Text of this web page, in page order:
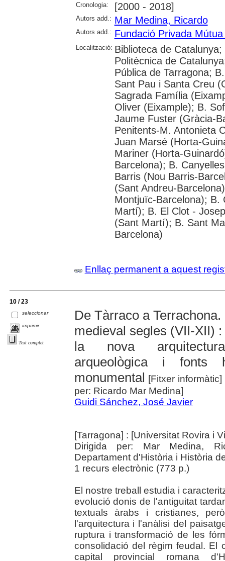
Cronologia: [2000 - 2018]
Autors add.: Mar Medina, Ricardo
Autors add.: Fundació Privada
Localització: Biblioteca de
Politècnica de
Pública de Tarragona;
Sant Pau i Santa Creu
Sagrada Família
Oliver (Eixample); B.
Jaume Fuster (Gràcia-
Penitents-M. Antonieta
Juan Marsé (Horta-
Mariner (Horta-
Barcelona); B.
Barris (Nou Barris-
(Sant Andreu-
Montjuïc-Barcelona); B.
Martí); B. El Clot -
(Sant Martí); B. Sant
Barcelona)
Enllaç permanent a aquest
10 / 23
seleccionar
imprimir
Text complet
De Tàrraco a
medieval segles (VII-XII)
la nova
arqueològica i fonts
monumental [Fitxer informàtic]
per: Ricardo Mar Medina]
Guidi Sánchez, José Javier
[Tarragona] : [Universitat Rovira i
Dirigida per: Mar Medina,
Departament d'Història i Història
1 recurs electrònic (773 p.)
El nostre treball estudia i
evolució donis de l'antiguitat
textuals àrabs i cristianes,
l'arquitectura i l'anàlisi del
ruptura i transformació de les
consolidació del règim feudal. El
capital provincial romana